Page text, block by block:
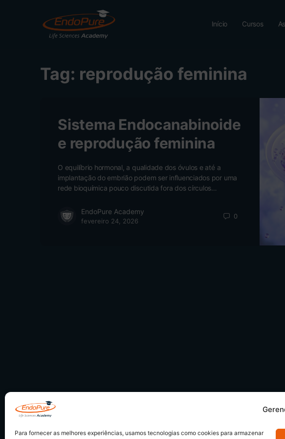
Para fornecer as melhores experiências, usamos tecnologias como cookies para armazenar
Início Cursos
Tag: reprodução feminina
Sistema Endocanabinoide
e reprodução feminina
O equilíbrio hormonal, a qualidade dos óvulos e até a
implantação do embrião podem ser influenciados por uma
rede bioquímica pouco discutida fora dos círculos…
EndoPure Academy
fevereiro 24, 2026
0